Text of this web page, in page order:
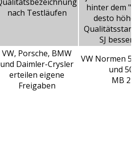
nach Testläufen
hinter dem
desto
SJ
VW, Porsche, BMW
und Daimler-Crysler
erteilen eigene
Freigaben
VW Normen
und
MB